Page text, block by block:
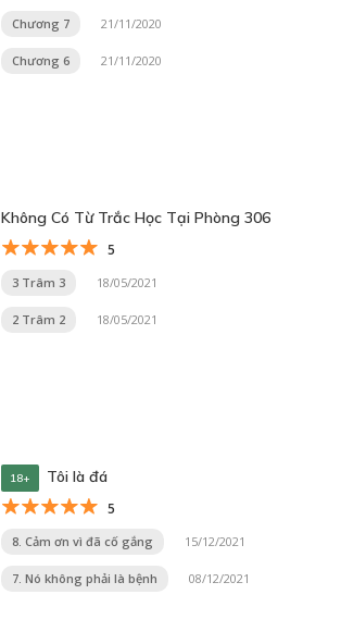
Chương 7 21/11/2020
Chương 6 21/11/2020
Không Có Từ Trắc Học Tại Phòng 306
5
3 Trâm 3 18/05/2021
2 Trâm 2 18/05/2021
18+ Tôi là đá
5
8. Cảm ơn vì đã cố gắng 15/12/2021
7. Nó không phải là bệnh 08/12/2021